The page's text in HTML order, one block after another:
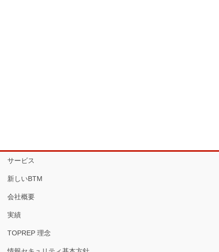
サービス
新しいBTM
会社概要
実績
TOPREP 理念